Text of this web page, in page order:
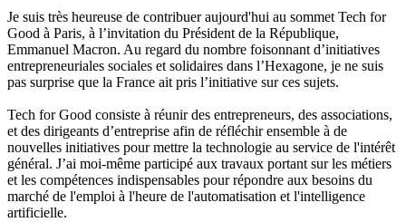
Je suis très heureuse de contribuer aujourd'hui au sommet Tech for
Good à Paris, à l’invitation du Président de la République,
Emmanuel Macron. Au regard du nombre foisonnant d’initiatives
entrepreneuriales sociales et solidaires dans l’Hexagone, je ne suis
pas surprise que la France ait pris l’initiative sur ces sujets.
Tech for Good consiste à réunir des entrepreneurs, des associations,
et des dirigeants d’entreprise afin de réfléchir ensemble à de
nouvelles initiatives pour mettre la technologie au service de l'intérêt
général. J’ai moi-même participé aux travaux portant sur les métiers
et les compétences indispensables pour répondre aux besoins du
marché de l'emploi à l'heure de l'automatisation et l'intelligence
artificielle.